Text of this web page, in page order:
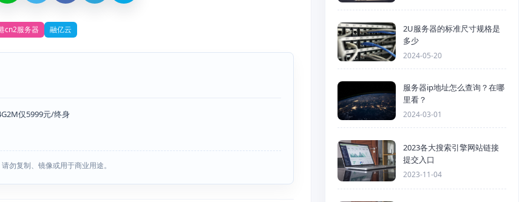
cn2服务器 融亿云
仅5999元/终身
勿复制、镜像或用于商业用途。
2U服务器的标准尺寸规格是
多少
2024-05-20
服务器ip地址怎么查询？在哪
里看？
2024-03-01
2023各大搜索引擎网站链接
提交入口
2023-11-04